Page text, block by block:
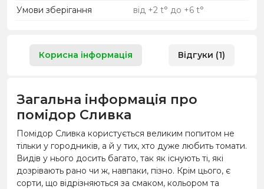
Умови зберігання
від +2 t° до +6 t°
Корисна інформація Відгуки (1)
Загальна інформація про
помідор Сливка
Помідор Сливка користується великим попитом не
тільки у городників, а й у тих, хто дуже любить томати.
Видів у нього досить багато, так як існують ті, які
дозрівають рано чи ж, навпаки, пізно. Крім цього, є
сорти, що відрізняються за смаком, кольором та